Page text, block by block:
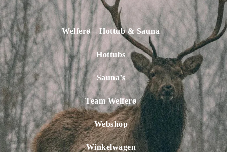
Welferø – Hottub & Sauna
Hottubs
Sauna’s
Team Welferø
Webshop
Winkelwagen